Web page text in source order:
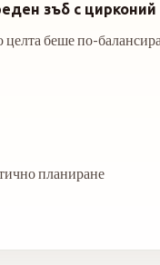
зъб с цирконий
беше по-
планиране